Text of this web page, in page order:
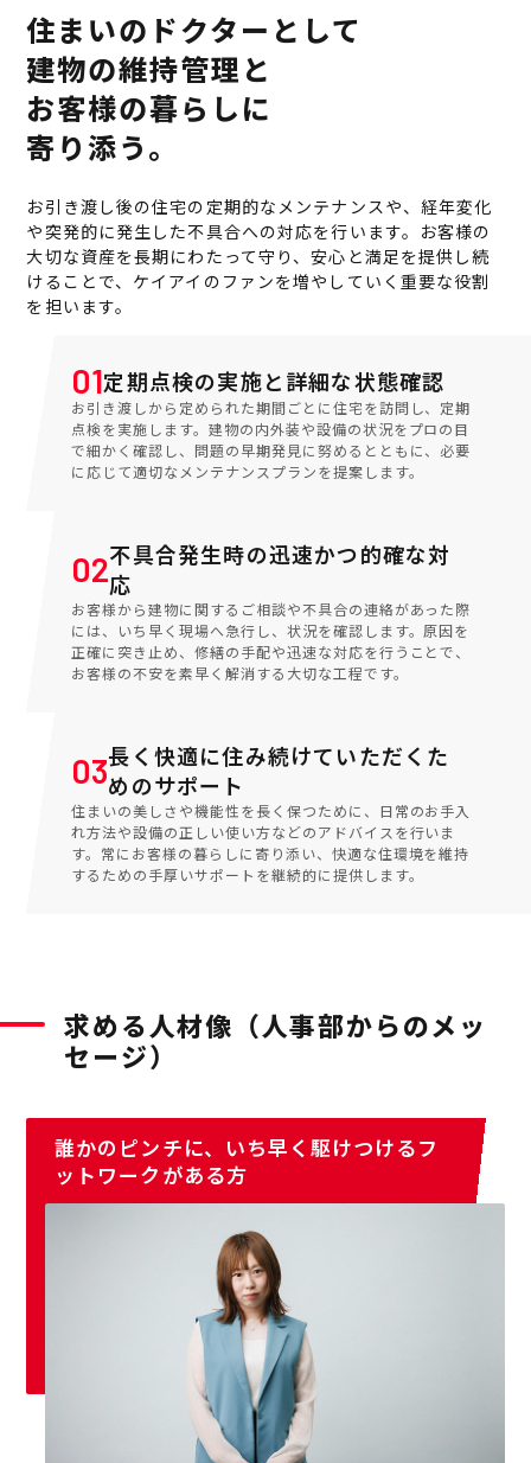
住まいのドクターとして
建物の維持管理と
お客様の暮らしに
寄り添う。
お引き渡し後の住宅の定期的なメンテナンスや、経年変化
や突発的に発生した不具合への対応を行います。お客様の
大切な資産を長期にわたって守り、安心と満足を提供し続
けることで、ケイアイのファンを増やしていく重要な役割
を担います。
01定期点検の実施と詳細な状態確認
お引き渡しから定められた期間ごとに住宅を訪問し、定期
点検を実施します。建物の内外装や設備の状況をプロの目
で細かく確認し、問題の早期発見に努めるとともに、必要
に応じて適切なメンテナンスプランを提案します。
02不具合発生時の迅速かつ的確な対
応
お客様から建物に関するご相談や不具合の連絡があった際
には、いち早く現場へ急行し、状況を確認します。原因を
正確に突き止め、修繕の手配や迅速な対応を行うことで、
お客様の不安を素早く解消する大切な工程です。
03長く快適に住み続けていただくた
めのサポート
住まいの美しさや機能性を長く保つために、日常のお手入
れ方法や設備の正しい使い方などのアドバイスを行いま
す。常にお客様の暮らしに寄り添い、快適な住環境を維持
するための手厚いサポートを継続的に提供します。
求める人材像（人事部からのメッ
セージ）
誰かのピンチに、いち早く駆けつけるフ
ットワークがある方